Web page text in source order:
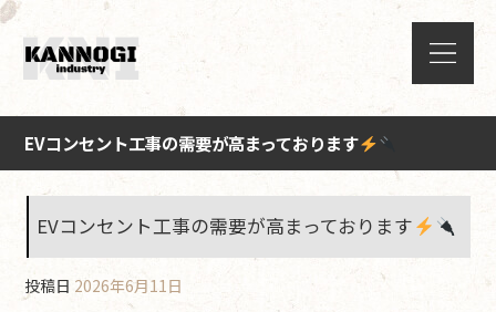
EVコンセント工事の需要が高まっております
EVコンセント工事の需要が高まっております
投稿日 2026年6月11日